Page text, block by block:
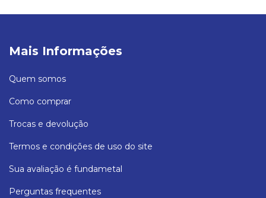
Mais Informações
Quem somos
Como comprar
Trocas e devolução
Termos e condições de uso do site
Sua avaliação é fundametal
Perguntas frequentes